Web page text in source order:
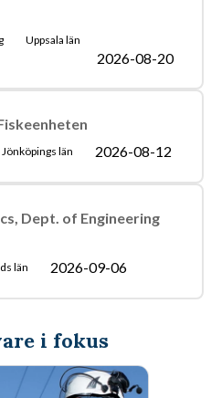
Uppsala län
2026-08-20
Jönköpings län 2026-08-12
Dept. of Engineering
län 2026-09-06
i fokus